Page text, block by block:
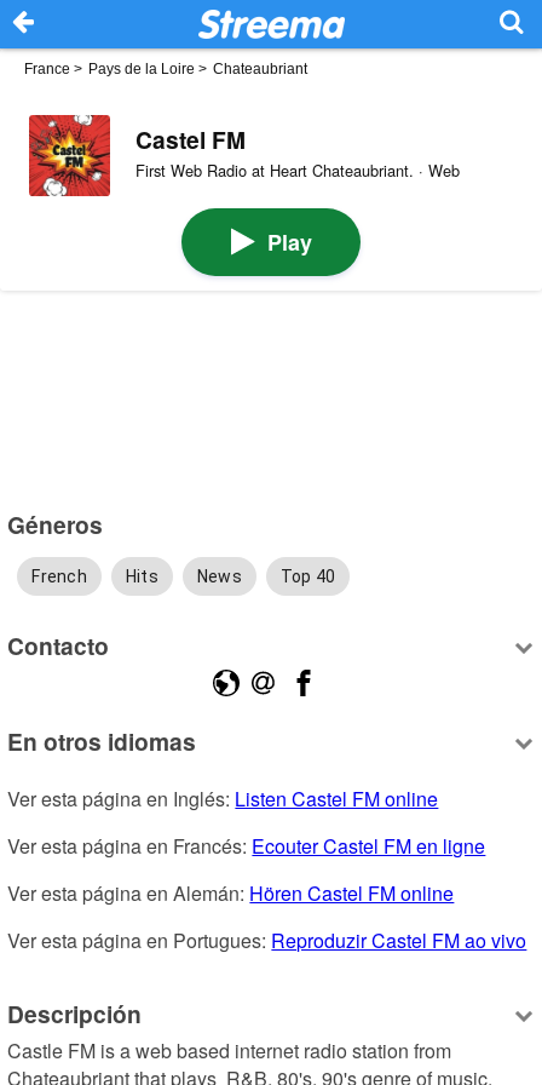
France > Pays de la Loire > Chateaubriant
Castel FM
First Web Radio at Heart Chateaubriant. · Web
Play
Géneros
French Hits News Top 40
Contacto
En otros idiomas
Ver esta página en Inglés: Listen Castel FM online
Ver esta página en Francés: Ecouter Castel FM en ligne
Ver esta página en Alemán: Hören Castel FM online
Ver esta página en Portugues: Reproduzir Castel FM ao vivo
Descripción
Castle FM is a web based internet radio station from
Chateaubriant that plays  R&B, 80's, 90's genre of music.